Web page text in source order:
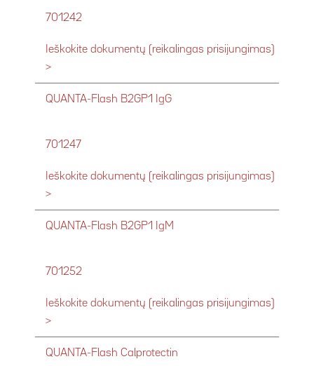
701242
Ieškokite dokumentų (reikalingas prisijungimas)
>
QUANTA-Flash B2GP1 IgG
701247
Ieškokite dokumentų (reikalingas prisijungimas)
>
QUANTA-Flash B2GP1 IgM
701252
Ieškokite dokumentų (reikalingas prisijungimas)
>
QUANTA-Flash Calprotectin